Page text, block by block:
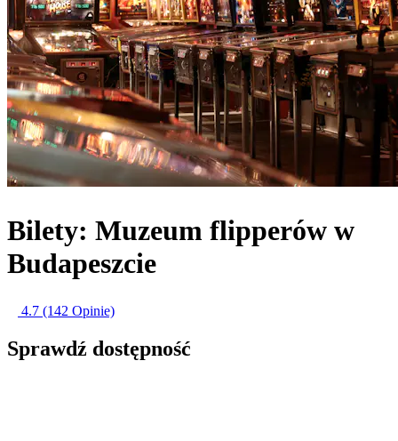
Bilety: Muzeum flipperów w
Budapeszcie
4.7 (142 Opinie)
Sprawdź dostępność